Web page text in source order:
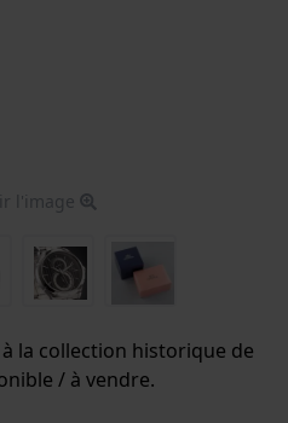
l'image
la collection historique de
/ à vendre.